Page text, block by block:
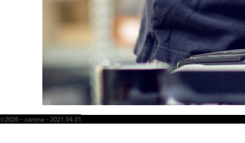
©2026 - carena - 2021.04.01